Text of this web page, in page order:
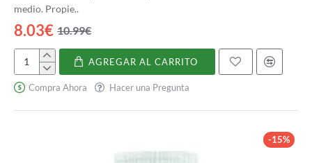
medio. Propie..
8.03€ 10.99€
Carbonato
de
Magnesio
AGREGAR AL CARRITO
Compra Ahora Hacer una Pregunta
-15%